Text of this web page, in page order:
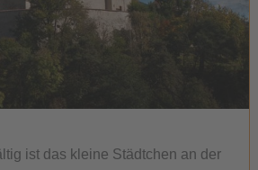
ist das kleine Städtchen an der